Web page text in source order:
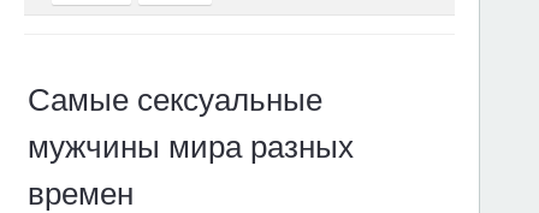
Самые сексуальные
мужчины мира разных
времен